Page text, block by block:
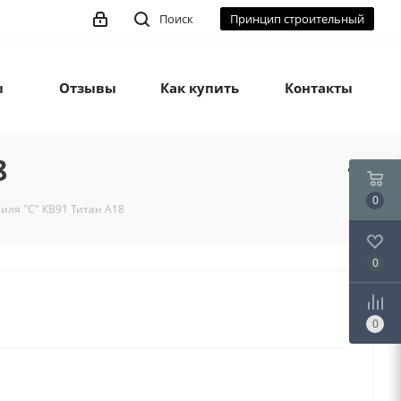
Принцип строительный
Поиск
Отзывы Как купить Контакты
"С" КВ91 Титан А18
0
0
0